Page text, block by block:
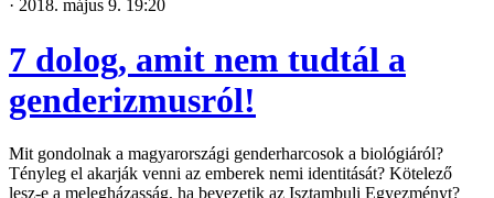
· 2018. május 9. 19:20
7 dolog, amit nem tudtál a
genderizmusról!
Mit gondolnak a magyarországi genderharcosok a biológiáról?
Tényleg el akarják venni az emberek nemi identitását? Kötelező
lesz-e a melegházasság, ha bevezetik az Isztambuli Egyezményt?